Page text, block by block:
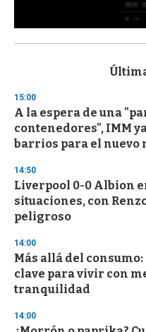
s
d
s
o
f
3
s
e
c
o
n
d
15:00
A la espera de una
contenedores", IMM
barrios para el nuevo
14:50
Liverpool 0-0 Albion
situaciones, con
peligroso
14:00
Más allá del
clave para vivir con
tranquilidad
14:00